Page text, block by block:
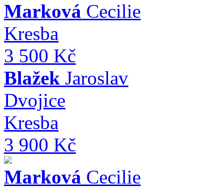
Marková Cecilie
Kresba
3 500 Kč
Blažek Jaroslav
Dvojice
Kresba
3 900 Kč
Marková Cecilie